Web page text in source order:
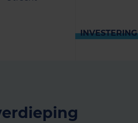
INVESTERING